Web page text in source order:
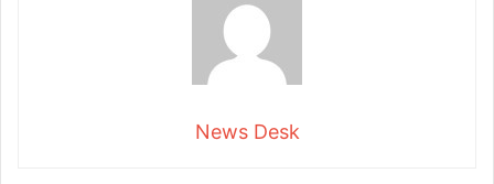
News Desk